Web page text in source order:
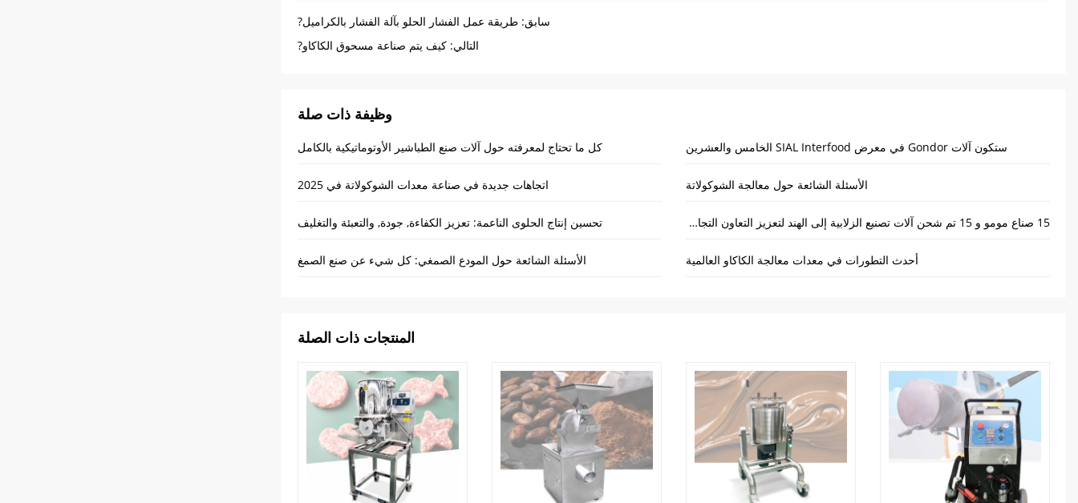
سابق: طريقة عمل الفشار الحلو بآلة الفشار بالكراميل?
التالي: كيف يتم صناعة مسحوق الكاكاو?
وظيفة ذات صلة
ستكون آلات Gondor في معرض SIAL Interfood الخامس والعشرين كل ما تحتاج لمعرفته حول آلات صنع الطباشير الأوتوماتيكية بالكامل
الأسئلة الشائعة حول معالجة الشوكولاتة اتجاهات جديدة في صناعة معدات الشوكولاتة في 2025
15 صناع مومو و 15 تم شحن آلات تصنيع الزلابية إلى الهند لتعزيز التعاون التجاري تحسين إنتاج الحلوى الناعمة: تعزيز الكفاءة, جودة, والتعبئة والتغليف
أحدث التطورات في معدات معالجة الكاكاو العالمية الأسئلة الشائعة حول المودع الصمغي: كل شيء عن صنع الصمغ
المنتجات ذات الصلة